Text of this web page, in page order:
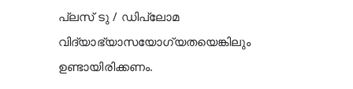
പ്ലസ് ടു / ഡിപ്ലോമ
വിദ്യാഭ്യാസയോഗ്യതയെങ്കിലും
ഉണ്ടായിരിക്കണം.